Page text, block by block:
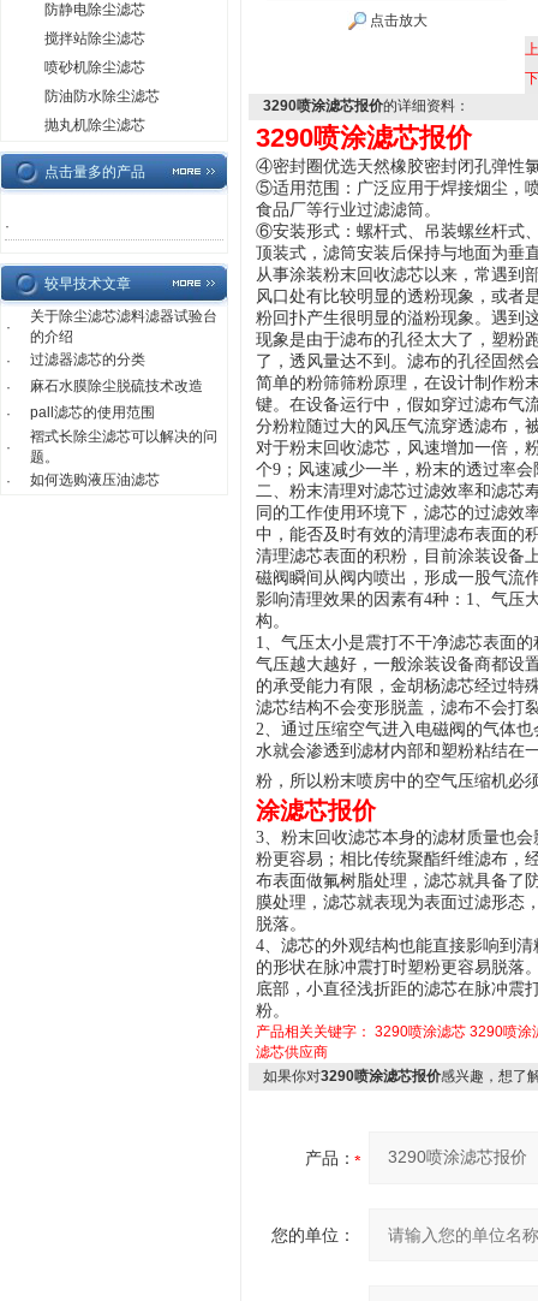
防静电除尘滤芯
搅拌站除尘滤芯
喷砂机除尘滤芯
防油防水除尘滤芯
抛丸机除尘滤芯
点击量多的产品
·
较早技术文章
·
关于除尘滤芯滤料滤器试验台
的介绍
·
过滤器滤芯的分类
·
麻石水膜除尘脱硫技术改造
·
pall滤芯的使用范围
·
褶式长除尘滤芯可以解决的问
题。
·
如何选购液压油滤芯
点击放大
3290喷涂滤芯报价的详细资料：
3290喷涂滤芯报价
④密封圈优选天然橡胶密封闭孔弹性
⑤适用范围：广泛应用于焊接烟尘，
食品厂等行业过滤滤筒。
⑥安装形式：螺杆式、吊装螺丝杆式
顶装式，滤筒安装后保持与地面为垂
从事涂装粉末回收滤芯以来，常遇到
风口处有比较明显的透粉现象，或者
粉回扑产生很明显的溢粉现象。遇到
现象是由于滤布的孔径太大了，塑粉
了，透风量达不到。滤布的孔径固然
简单的粉筛筛粉原理，在设计制作粉
键。在设备运行中，假如穿过滤布气
分粉粒随过大的风压气流穿透滤布，
对于粉末回收滤芯，风速增加一倍，
个9；风速减少一半，粉末的透过率
二、粉末清理对滤芯过滤效率和滤芯
同的工作使用环境下，滤芯的过滤效
中，能否及时有效的清理滤布表面的
清理滤芯表面的积粉，目前涂装设备
磁阀瞬间从阀内喷出，形成一股气流
影响清理效果的因素有4种：1、气压
构。
1、气压太小是震打不干净滤芯表面
气压越大越好，一般涂装设备商都设
的承受能力有限，金胡杨滤芯经过特
滤芯结构不会变形脱盖，滤布不会打
2、通过压缩空气进入电磁阀的气体
水就会渗透到滤材内部和塑粉粘结在
粉，所以粉末喷房中的空气压缩机必
涂滤芯报价
3、粉末回收滤芯本身的滤材质量也
粉更容易；相比传统聚酯纤维滤布，
布表面做氟树脂处理，滤芯就具备了
膜处理，滤芯就表现为表面过滤形态
脱落。
4、滤芯的外观结构也能直接影响到
的形状在脉冲震打时塑粉更容易脱落
底部，小直径浅折距的滤芯在脉冲震
粉。
产品相关关键字： 3290喷涂滤芯 3290喷涂
滤芯供应商
如果你对3290喷涂滤芯报价感兴趣，想了
产品：
您的单位：